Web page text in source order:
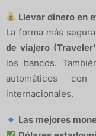
Llevar dinero en
La forma más
de viajero
los bancos.
automáticos
internacionales.
Las mejores